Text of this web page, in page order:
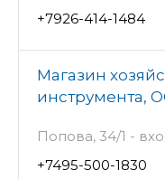
+7926-414-1484
Магазин
инструмента,
Попова, 34/1 -
+7495-500-1830